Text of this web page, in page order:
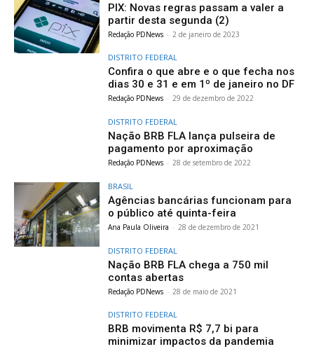
PIX: Novas regras passam a valer a
partir desta segunda (2)
Redação PDNews - 2 de janeiro de 2023
DISTRITO FEDERAL
Confira o que abre e o que fecha nos
dias 30 e 31 e em 1º de janeiro no DF
Redação PDNews - 29 de dezembro de 2022
DISTRITO FEDERAL
Nação BRB FLA lança pulseira de
pagamento por aproximação
Redação PDNews - 28 de setembro de 2022
BRASIL
Agências bancárias funcionam para
o público até quinta-feira
Ana Paula Oliveira - 28 de dezembro de 2021
DISTRITO FEDERAL
Nação BRB FLA chega a 750 mil
contas abertas
Redação PDNews - 28 de maio de 2021
DISTRITO FEDERAL
BRB movimenta R$ 7,7 bi para
minimizar impactos da pandemia